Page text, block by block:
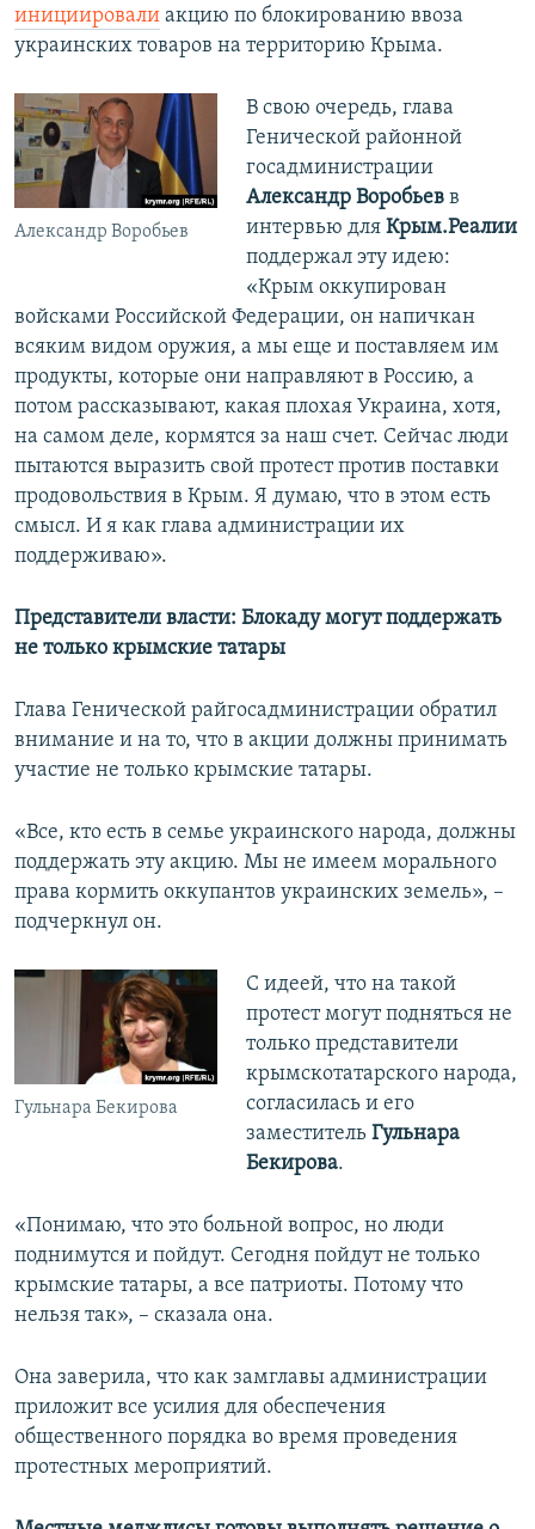
инициировали акцию по блокированию ввоза
украинских товаров на территорию Крыма.
Александр Воробьев
В свою очередь, глава
Генической районной
госадминистрации
Александр Воробьевв
интервью для Крым.Реалии
поддержал эту идею:
«Крым оккупирован
войсками Российской Федерации, он напичкан
всяким видом оружия, а мы еще и поставляем им
продукты, которые они направляют в Россию, а
потом рассказывают, какая плохая Украина, хотя,
на самом деле, кормятся за наш счет. Сейчас люди
пытаются выразить свой протест против поставки
продовольствия в Крым. Я думаю, что в этом есть
смысл. И я как глава администрации их
поддерживаю».
Представители власти: Блокаду могут поддержать
не только крымские татары
Глава Генической райгосадминистрации обратил
внимание и на то, что в акции должны принимать
участие не только крымские татары.
«Все, кто есть в семье украинского народа, должны
поддержать эту акцию. Мы не имеем морального
права кормить оккупантов украинских земель», –
подчеркнул он.
Гульнара Бекирова
С идеей, что на такой
протест могут подняться не
только представители
крымскотатарского народа,
согласилась и его
заместитель Гульнара
Бекирова.
«Понимаю, что это больной вопрос, но люди
поднимутся и пойдут. Сегодня пойдут не только
крымские татары, а все патриоты. Потому что
нельзя так», – сказала она.
Она заверила, что как замглавы администрации
приложит все усилия для обеспечения
общественного порядка во время проведения
протестных мероприятий.